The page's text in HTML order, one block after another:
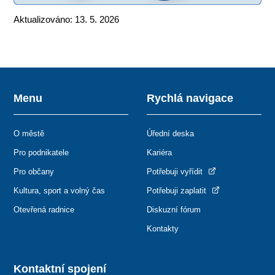
Aktualizováno: 13. 5. 2026
Kontaktní spojení
Menu
O městě
Pro podnikatele
Pro občany
Kultura, sport a volný čas
Otevřená radnice
Rychlá navigace
Úřední deska
Kariéra
Potřebuji vyřídit
Potřebuji zaplatit
Diskuzní fórum
Kontakty